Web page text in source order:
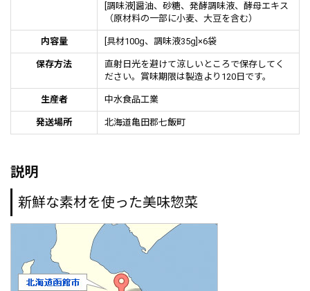
[調味液]醤油、砂糖、発酵調味液、酵母エキス
（原材料の一部に小麦、大豆を含む）
内容量 [具材100g、調味液35g]×6袋
保存方法
直射日光を避けて涼しいところで保存してく
ださい。賞味期限は製造より120日です。
生産者 中水食品工業
発送場所 北海道亀田郡七飯町
説明
新鮮な素材を使った美味惣菜